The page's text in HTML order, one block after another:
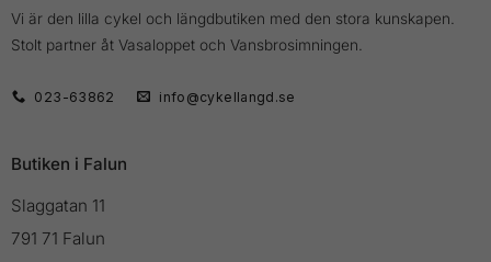
Vi är den lilla cykel och längdbutiken med den stora kunskapen.
Stolt partner åt Vasaloppet och Vansbrosimningen.
023-63862 info@cykellangd.se
Butiken i Falun
Slaggatan 11
791 71 Falun